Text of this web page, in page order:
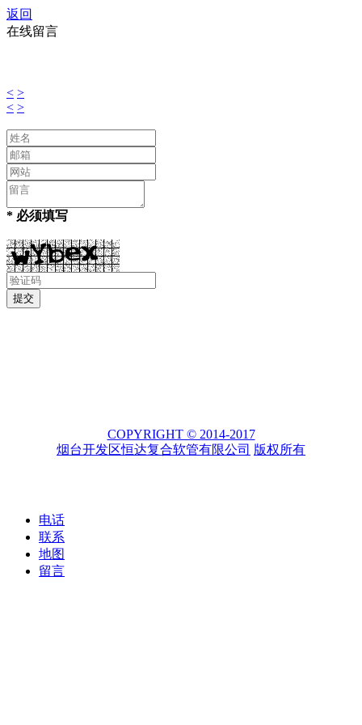
返回
在线留言
< >
< >
* 必须填写
COPYRIGHT © 2014-2017
烟台开发区恒达复合软管有限公司 版权所有
电话
联系
地图
留言